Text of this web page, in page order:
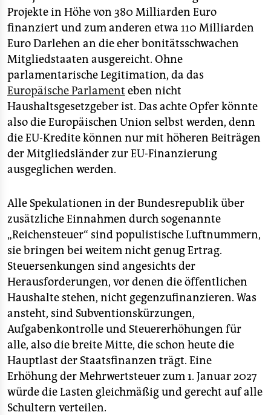
Projekte in Höhe von 380 Milliarden Euro
finanziert und zum anderen etwa 110 Milliarden
Euro Darlehen an die eher bonitätsschwachen
Mitgliedstaaten ausgereicht. Ohne
parlamentarische Legitimation, da das
Europäische Parlament eben nicht
Haushaltsgesetzgeber ist. Das achte Opfer könnte
also die Europäischen Union selbst werden, denn
die EU-Kredite können nur mit höheren Beiträgen
der Mitgliedsländer zur EU-Finanzierung
ausgeglichen werden.
Alle Spekulationen in der Bundesrepublik über
zusätzliche Einnahmen durch sogenannte
„Reichensteuer“ sind populistische Luftnummern,
sie bringen bei weitem nicht genug Ertrag.
Steuersenkungen sind angesichts der
Herausforderungen, vor denen die öffentlichen
Haushalte stehen, nicht gegenzufinanzieren. Was
ansteht, sind Subventionskürzungen,
Aufgabenkontrolle und Steuererhöhungen für
alle, also die breite Mitte, die schon heute die
Hauptlast der Staatsfinanzen trägt. Eine
Erhöhung der Mehrwertsteuer zum 1. Januar 2027
würde die Lasten gleichmäßig und gerecht auf alle
Schultern verteilen.